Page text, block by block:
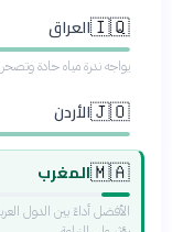
🇮🇶العراق
يواجه ندرة مياه حادة
🇯🇴الأردن
🇲🇦المغرب